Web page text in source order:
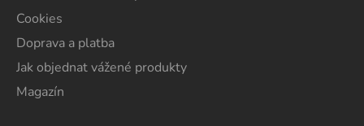
Cookies
Doprava a platba
Jak objednat vážené produkty
Magazín